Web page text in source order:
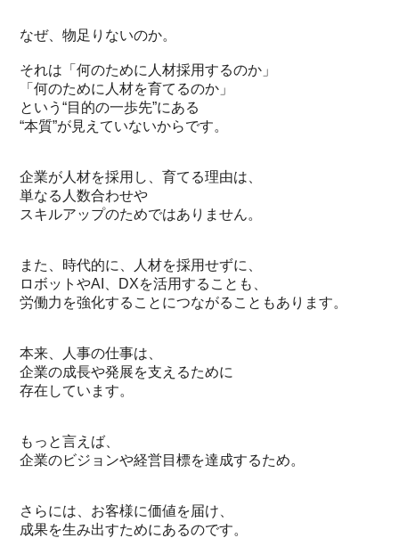
なぜ、物足りないのか。
それは「何のために人材採用するのか」
「何のために人材を育てるのか」
という“目的の一歩先”にある
“本質”が見えていないからです。
企業が人材を採用し、育てる理由は、
単なる人数合わせや
スキルアップのためではありません。
また、時代的に、人材を採用せずに、
ロボットやAI、DXを活用することも、
労働力を強化することにつながることもあります。
本来、人事の仕事は、
企業の成長や発展を支えるために
存在しています。
もっと言えば、
企業のビジョンや経営目標を達成するため。
さらには、お客様に価値を届け、
成果を生み出すためにあるのです。